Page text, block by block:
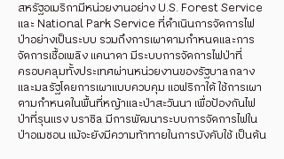
สหรัฐอเมริกามีหน่วยงานอย่าง U.S. Forest Service
และ National Park Service ที่ดำเนินการจัดการไฟ
ป่าอย่างเป็นระบบ รวมถึงการเผาตามกำหนดและการ
จัดการเชื้อเพลิง แคนาดา มีระบบการจัดการไฟป่าที่
ครอบคลุมทั้งประเทศผ่านหน่วยงานของรัฐบาลกลาง
และมลรัฐโดยการเผาแบบควบคุม แอฟริกาใต้ ใช้การเผา
ตามกำหนดในพื้นที่หญ้าและป่าสะวันนา เพื่อป้องกันไฟ
ป่าที่รุนแรง บราซิล มีการพัฒนาระบบการจัดการไฟใน
ป่าอเมซอน แม้จะยังมีความท้าทายในการบังคับใช้ เป็นต้น